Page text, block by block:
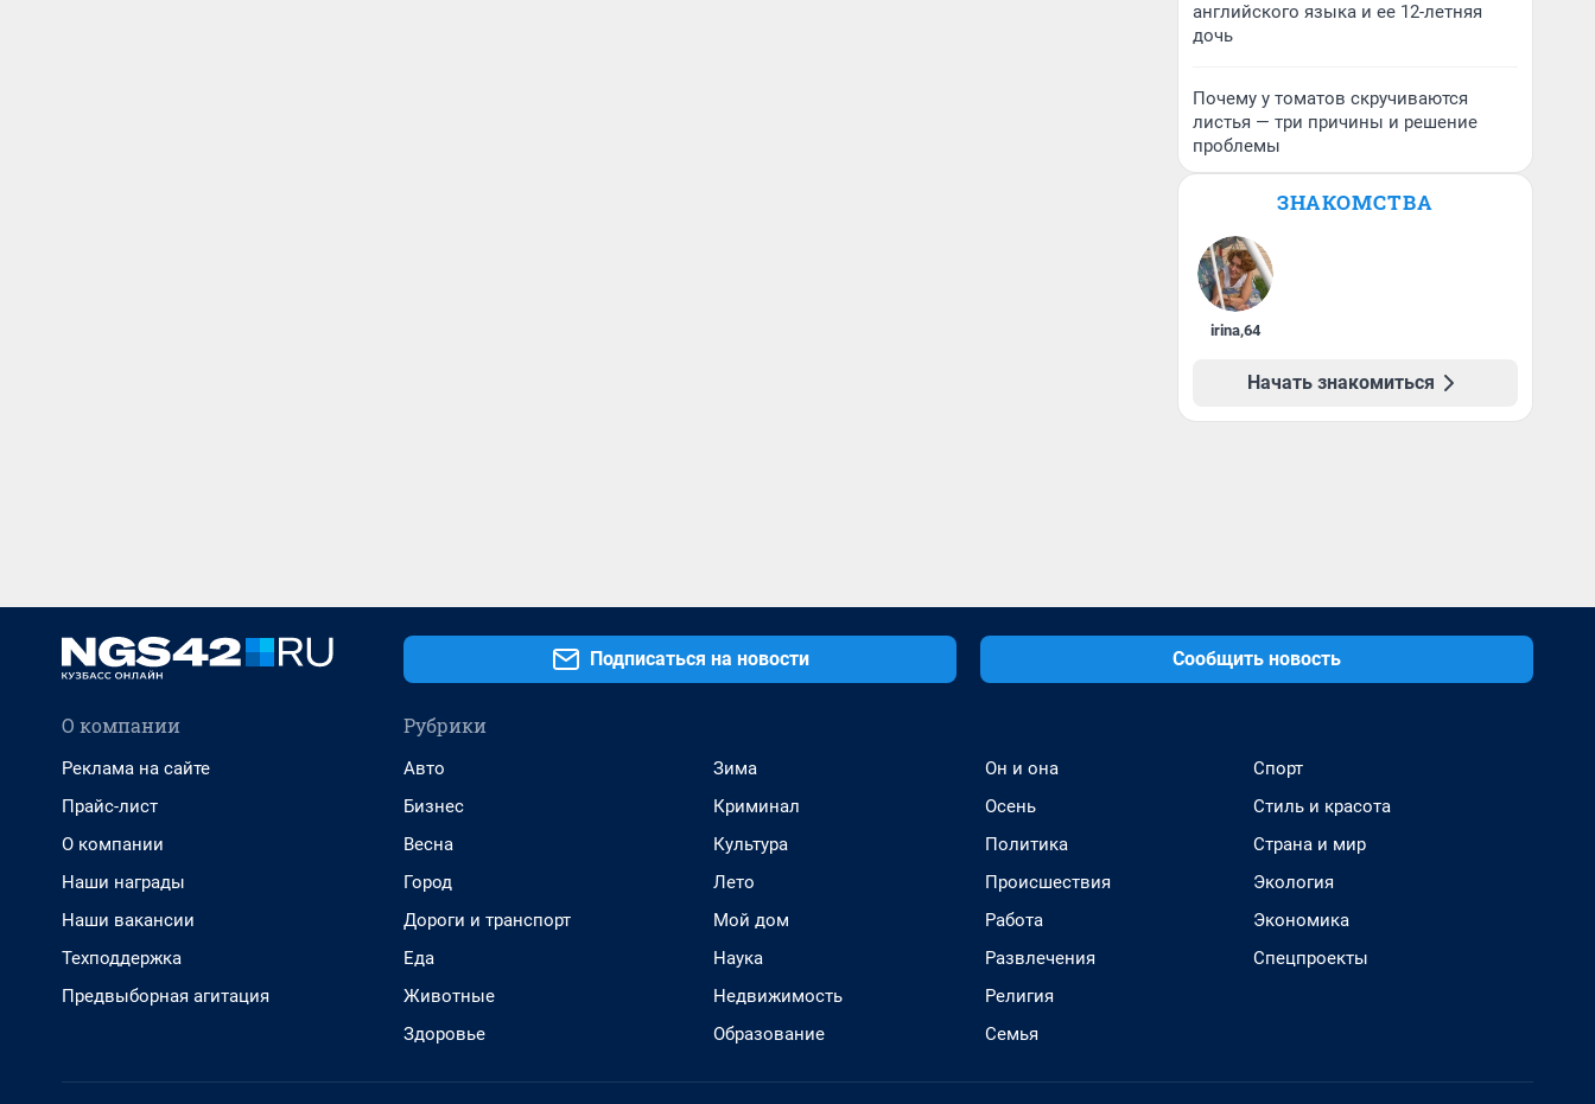
английского языка и ее 12-летняя
дочь
Почему у томатов скручиваются
листья — три причины и решение
проблемы
ЗНАКОМСТВА
irina,64
Начать знакомиться
Подписаться на новости Сообщить новость
О компании
Реклама на сайте
Прайс-лист
О компании
Наши награды
Наши вакансии
Техподдержка
Предвыборная агитация
Рубрики
Авто
Бизнес
Весна
Город
Дороги и транспорт
Еда
Животные
Здоровье
Зима
Криминал
Культура
Лето
Мой дом
Наука
Недвижимость
Образование
Он и она
Осень
Политика
Происшествия
Работа
Развлечения
Религия
Семья
Спорт
Стиль и красота
Страна и мир
Экология
Экономика
Спецпроекты